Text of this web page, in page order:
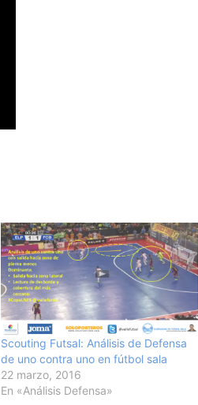
Scouting Futsal: Análisis de Defensa
de uno contra uno en fútbol sala
22 marzo, 2016
En «Análisis Defensa»